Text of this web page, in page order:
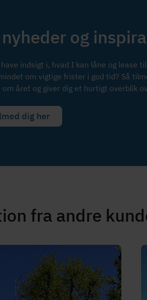
nyheder og
indsigt i, hvad I kan låne og lease
om vigtige frister i god tid? Så
om året og giver dig et hurtigt overblik
dig her
fra andre